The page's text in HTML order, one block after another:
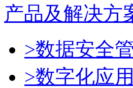
产品及解决方
>数据安全
>数字化应